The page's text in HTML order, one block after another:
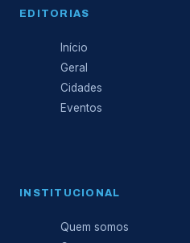
EDITORIAS
Início
Geral
Cidades
Eventos
INSTITUCIONAL
Quem somos